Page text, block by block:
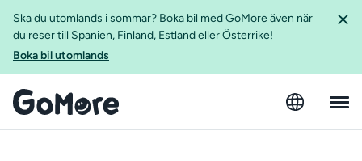
Ska du utomlands i sommar? Boka bil med GoMore även när
du reser till Spanien, Finland, Estland eller Österrike!
Boka bil utomlands